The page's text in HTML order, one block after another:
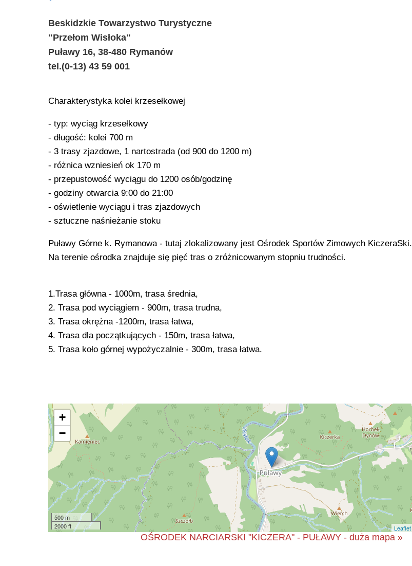
Beskidzkie Towarzystwo Turystyczne
"Przełom Wisłoka"
Puławy 16, 38-480 Rymanów
tel.(0-13) 43 59 001
Charakterystyka kolei krzesełkowej
- typ: wyciąg krzesełkowy
- długość: kolei 700 m
- 3 trasy zjazdowe, 1 nartostrada (od 900 do 1200 m)
- różnica wzniesień ok 170 m
- przepustowość wyciągu do 1200 osób/godzinę
- godziny otwarcia 9:00 do 21:00
- oświetlenie wyciągu i tras zjazdowych
- sztuczne naśnieżanie stoku
Puławy Górne k. Rymanowa - tutaj zlokalizowany jest Ośrodek Sportów Zimowych KiczeraSki.
Na terenie ośrodka znajduje się pięć tras o zróżnicowanym stopniu trudności.
1.Trasa główna - 1000m, trasa średnia,
2. Trasa pod wyciągiem - 900m, trasa trudna,
3. Trasa okrężna -1200m, trasa łatwa,
4. Trasa dla początkujących - 150m, trasa łatwa,
5. Trasa koło górnej wypożyczalnie - 300m, trasa łatwa.
+
−
500 m
2000 ft
Leaflet
OŚRODEK NARCIARSKI "KICZERA" - PUŁAWY - duża mapa »